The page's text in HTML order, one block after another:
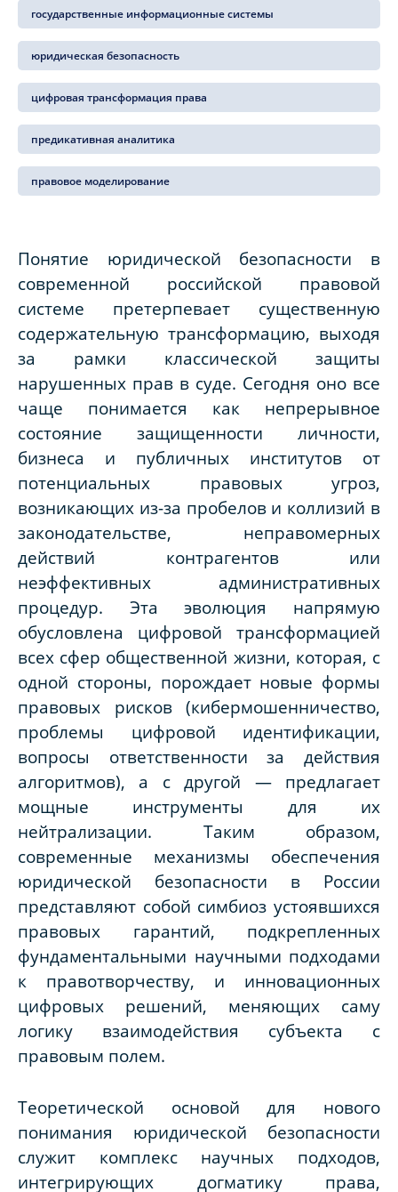
государственные информационные системы
юридическая безопасность
цифровая трансформация права
предикативная аналитика
правовое моделирование
Понятие юридической безопасности в
современной российской правовой
системе претерпевает существенную
содержательную трансформацию, выходя
за рамки классической защиты
нарушенных прав в суде. Сегодня оно все
чаще понимается как непрерывное
состояние защищенности личности,
бизнеса и публичных институтов от
потенциальных правовых угроз,
возникающих из-за пробелов и коллизий в
законодательстве, неправомерных
действий контрагентов или
неэффективных административных
процедур. Эта эволюция напрямую
обусловлена цифровой трансформацией
всех сфер общественной жизни, которая, с
одной стороны, порождает новые формы
правовых рисков (кибермошенничество,
проблемы цифровой идентификации,
вопросы ответственности за действия
алгоритмов), а с другой — предлагает
мощные инструменты для их
нейтрализации. Таким образом,
современные механизмы обеспечения
юридической безопасности в России
представляют собой симбиоз устоявшихся
правовых гарантий, подкрепленных
фундаментальными научными подходами
к правотворчеству, и инновационных
цифровых решений, меняющих саму
логику взаимодействия субъекта с
правовым полем.
Теоретической основой для нового
понимания юридической безопасности
служит комплекс научных подходов,
интегрирующих догматику права,